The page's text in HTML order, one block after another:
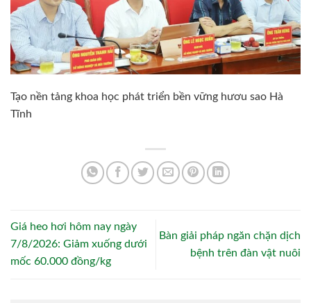
Tạo nền tảng khoa học phát triển bền vững hươu sao Hà
Tĩnh
Giá heo hơi hôm nay ngày
7/8/2026: Giảm xuống dưới
mốc 60.000 đồng/kg
Bàn giải pháp ngăn chặn dịch
bệnh trên đàn vật nuôi